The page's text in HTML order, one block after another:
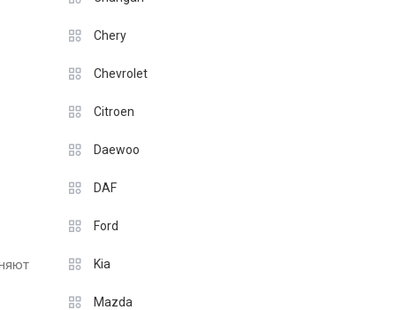
Chery
Chevrolet
Citroen
Daewoo
DAF
Ford
Kia
Mazda